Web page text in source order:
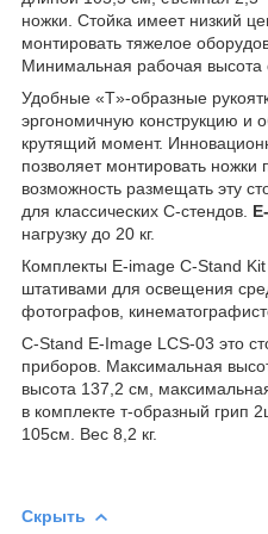
ножки. Стойка имеет низкий
монтировать тяжелое
Минимальная рабочая высота
Удобные «T»-образные
эргономичную конструкцию и
крутящий момент.
позволяет монтировать
возможность размещать эту
для классических С-стендов.
нагрузку до 20 кг.
Комплекты E-image C-Stand
штативами для освещения
фотографов,
C-Stand E-Image LCS-03 это
приборов. Максимальная
высота 137,2 см,
в комплекте т-образный грип
105см. Вес 8,2 кг.
Скрыть